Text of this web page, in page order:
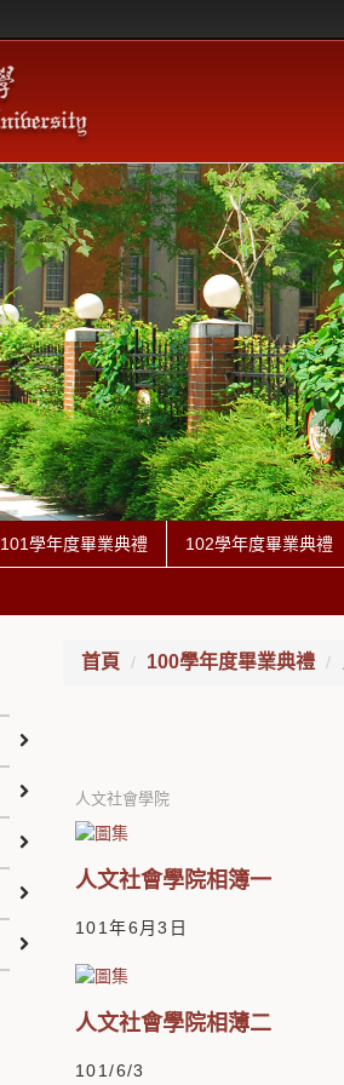
101學年度畢業典禮 102學年度畢業典禮
首頁 100學年度畢業典禮
人文社會學院
人文社會學院相簿一
101年6月3日
人文社會學院相薄二
101/6/3